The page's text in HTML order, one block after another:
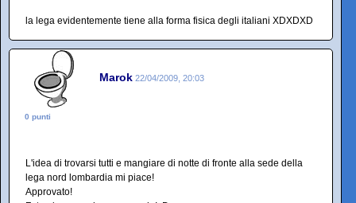
la lega evidentemente tiene alla forma fisica degli italiani XDXDXD
Marok 22/04/2009, 20:03
0 punti
L'idea di trovarsi tutti e mangiare di notte di fronte alla sede della
lega nord lombardia mi piace!
Approvato!